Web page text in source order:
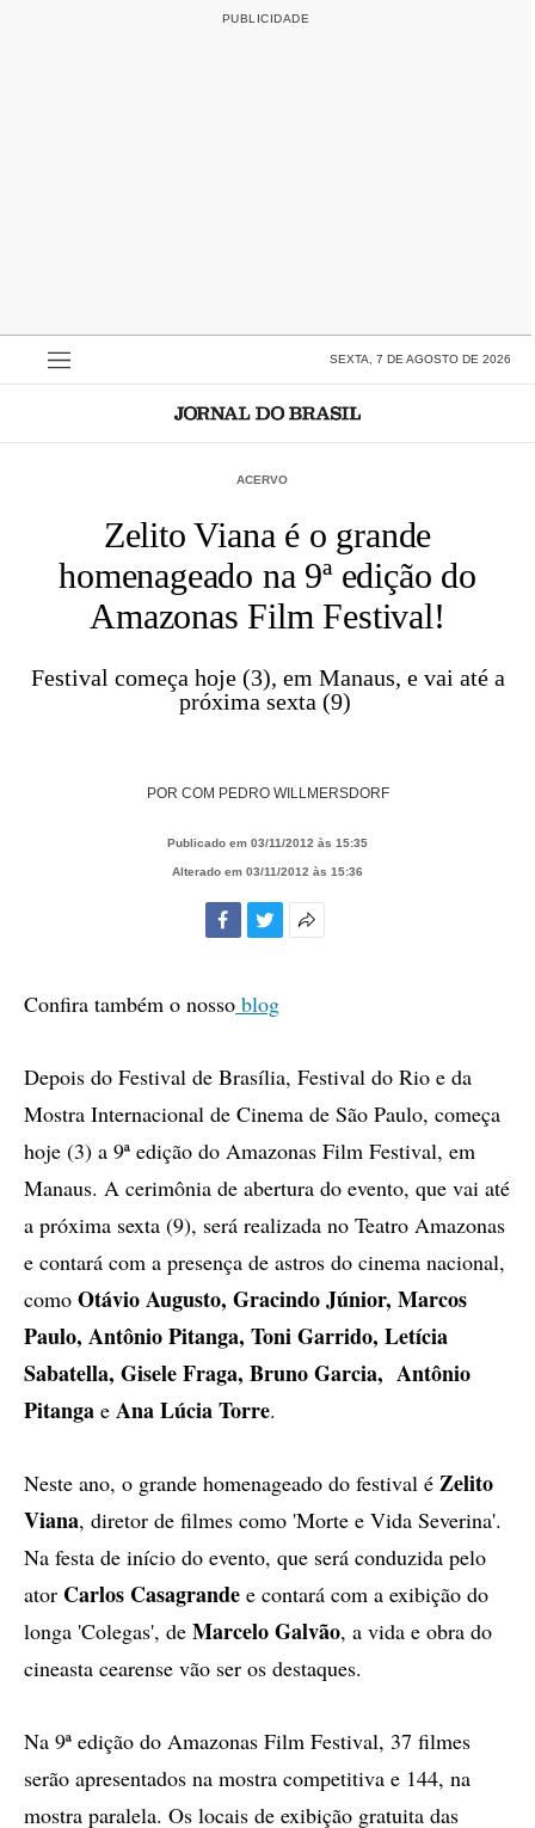
SEXTA, 7 DE AGOSTO DE 2026
ACERVO
Zelito Viana é o grande
homenageado na 9ª edição do
Amazonas Film Festival!
Festival começa hoje (3), em Manaus, e vai até a
próxima sexta (9)
POR COM PEDRO WILLMERSDORF
Publicado em 03/11/2012 às 15:35
Alterado em 03/11/2012 às 15:36
Confira também o nosso blog
Depois do Festival de Brasília, Festival do Rio e da
Mostra Internacional de Cinema de São Paulo, começa
hoje (3) a 9ª edição do Amazonas Film Festival, em
Manaus. A cerimônia de abertura do evento, que vai até
a próxima sexta (9), será realizada no Teatro Amazonas
e contará com a presença de astros do cinema nacional,
como Otávio Augusto, Gracindo Júnior, Marcos
Paulo, Antônio Pitanga, Toni Garrido, Letícia
Sabatella, Gisele Fraga, Bruno Garcia, Antônio
Pitanga e Ana Lúcia Torre.
Neste ano, o grande homenageado do festival é Zelito
Viana, diretor de filmes como 'Morte e Vida Severina'.
Na festa de início do evento, que será conduzida pelo
ator Carlos Casagrande e contará com a exibição do
longa 'Colegas', de Marcelo Galvão, a vida e obra do
cineasta cearense vão ser os destaques.
Na 9ª edição do Amazonas Film Festival, 37 filmes
serão apresentados na mostra competitiva e 144, na
mostra paralela. Os locais de exibição gratuita das